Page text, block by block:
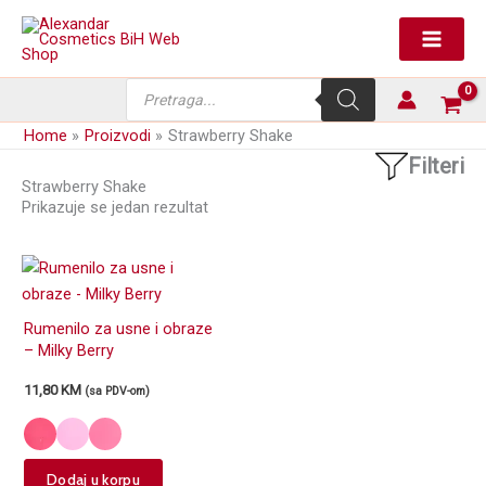
Skip
content
search
Home Proizvodi Strawberry Shake
Strawberry Shake
Filteri
Prikazuje se jedan rezultat
Rumenilo za usne i obraze
– Milky Berry
11,80KM (sa PDV-om)
Dodaj u korpu